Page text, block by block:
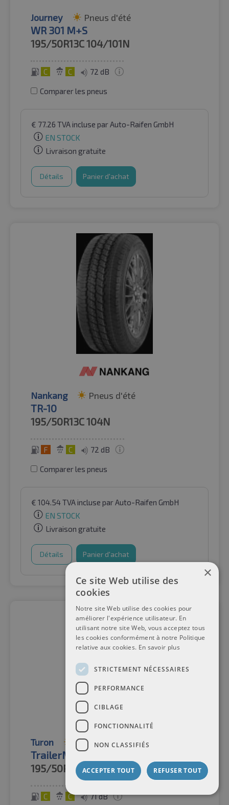
Journey Pneus d'été
WR 301 M+S
195/50R13C104/101N
C C 72 dB
Comparer les pneus
€ 77.26 TVA incluse par Auto-Raifen GmbH
EN STOCK
Livraison gratuite
Détails Panier d'achat
Nankang Pneus d'été
TR-10
195/50R13C104N
F C 72 dB
Comparer les pneus
€ 104.54TVA incluse par Auto-Raifen GmbH
EN STOCK
Livraison gratuite
Détails Panier d'achat
Turon Pneus d'été
TrailerMove 201 M+S TL
195/50R13C104/101N
C C 71 dB
×
Ce site Web utilise des
cookies
Notre site Web utilise des cookies pour
améliorer l'expérience utilisateur. En
utilisant notre site Web, vous acceptez tous
les cookies conformément à notre Politique
relative aux cookies. En savoir plus
STRICTEMENT NÉCESSAIRES
PERFORMANCE
CIBLAGE
FONCTIONNALITÉ
NON CLASSIFIÉS
ACCEPTER TOUT REFUSER TOUT